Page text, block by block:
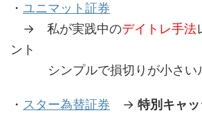
・ ユニマット証券
→ 私が実践中のデイトレ手法
ント
シンプルで損切りが小さいル
・ スター為替証券 → 特別キャ